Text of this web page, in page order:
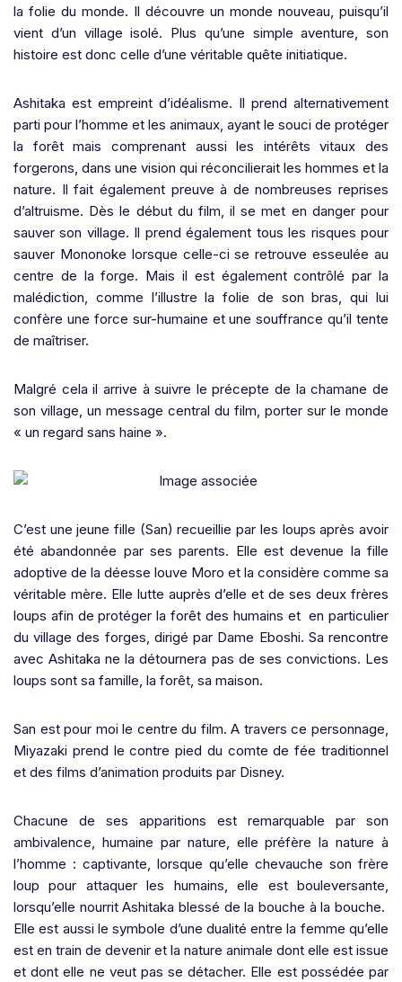
la folie du monde. Il découvre un monde nouveau, puisqu’il
vient d’un village isolé. Plus qu’une simple aventure, son
histoire est donc celle d’une véritable quête initiatique.
Ashitaka est empreint d’idéalisme. Il prend alternativement
parti pour l’homme et les animaux, ayant le souci de protéger
la forêt mais comprenant aussi les intérêts vitaux des
forgerons, dans une vision qui réconcilierait les hommes et la
nature. Il fait également preuve à de nombreuses reprises
d’altruisme. Dès le début du film, il se met en danger pour
sauver son village. Il prend également tous les risques pour
sauver Mononoke lorsque celle-ci se retrouve esseulée au
centre de la forge. Mais il est également contrôlé par la
malédiction, comme l’illustre la folie de son bras, qui lui
confère une force sur-humaine et une souffrance qu’il tente
de maîtriser.
Malgré cela il arrive à suivre le précepte de la chamane de
son village, un message central du film, porter sur le monde
« un regard sans haine ».
C’est une jeune fille (San) recueillie par les loups après avoir
été abandonnée par ses parents. Elle est devenue la fille
adoptive de la déesse louve Moro et la considère comme sa
véritable mère. Elle lutte auprès d’elle et de ses deux frères
loups afin de protéger la forêt des humains et en particulier
du village des forges, dirigé par Dame Eboshi. Sa rencontre
avec Ashitaka ne la détournera pas de ses convictions. Les
loups sont sa famille, la forêt, sa maison.
San est pour moi le centre du film. A travers ce personnage,
Miyazaki prend le contre pied du comte de fée traditionnel
et des films d’animation produits par Disney.
Chacune de ses apparitions est remarquable par son
ambivalence, humaine par nature, elle préfère la nature à
l’homme : captivante, lorsque qu’elle chevauche son frère
loup pour attaquer les humains, elle est bouleversante,
lorsqu’elle nourrit Ashitaka blessé de la bouche à la bouche.
Elle est aussi le symbole d’une dualité entre la femme qu’elle
est en train de devenir et la nature animale dont elle est issue
et dont elle ne veut pas se détacher. Elle est possédée par